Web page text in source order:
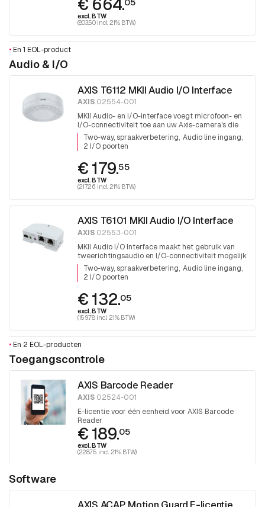
€ 664.
excl. BTW
(803.50 incl. 21% BTW)
• En 1 EOL-product
Audio & I/O
AXIS T6112 MKII Audio I/O Interface
AXIS 02554-001
MKII Audio- en I/O-interface voegt microfoon- en
I/O-connectiviteit toe aan uw Axis-camera's die
deze mogelijkheden niet al ingebouwd hebben
Two-way, spraakverbetering Audio line ingang
2 I/O poorten
€ 179.55
excl. BTW
(217.26 incl. 21% BTW)
AXIS T6101 MKII Audio I/O Interface
AXIS 02553-001
MKII Audio I/O Interface maakt het gebruik van
tweerichtingsaudio en I/O-connectiviteit mogelijk
voor Axis-camera's die deze mogelijkheden niet al
hebben ingebouwd
Two-way, spraakverbetering Audio line ingang
2 I/O poorten
€ 132.05
excl. BTW
(159.78 incl. 21% BTW)
• En 2 EOL-producten
Toegangscontrole
AXIS Barcode Reader
AXIS 02524-001
E-licentie voor één eenheid voor AXIS Barcode
Reader
€ 189.05
excl. BTW
(228.75 incl. 21% BTW)
Software